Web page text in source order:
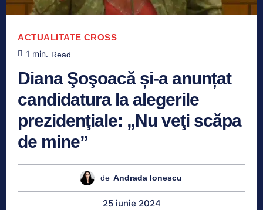
ACTUALITATE CROSS
1 min. Read
Diana Şoşoacă și-a anunțat
candidatura la alegerile
prezidenţiale: „Nu veţi scăpa
de mine”
de Andrada Ionescu
25 iunie 2024